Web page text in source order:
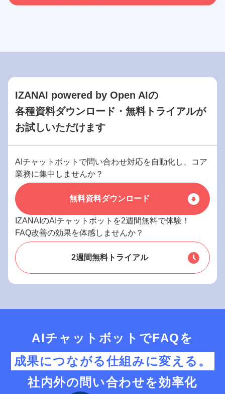
IZANAI powered by Open AIの
各種資料ダウンロード・無料トライアルが
お試しいただけます
AIチャットボットで問い合わせ対応を自動化し、コア
業務に集中しませんか？
無料資料ダウンロード
IZANAIのAIチャットボットを2週間無料で体験！
FAQ改善の効果を体感しませんか？
2週間無料トライアル
AIチャットボットでFAQを
成果につながる仕組みに変える。
社内外の問い合わせを効率化